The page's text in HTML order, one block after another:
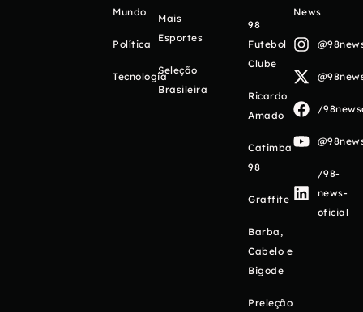
Mundo
Política
Tecnologia
Mais
Esportes
Seleção
Brasileira
98
Futebol
Clube
Ricardo
Amado
Catimba
98
Graffite
Barba,
Cabelo e
Bigode
Preleção
News
/
/98-
news-
oficial